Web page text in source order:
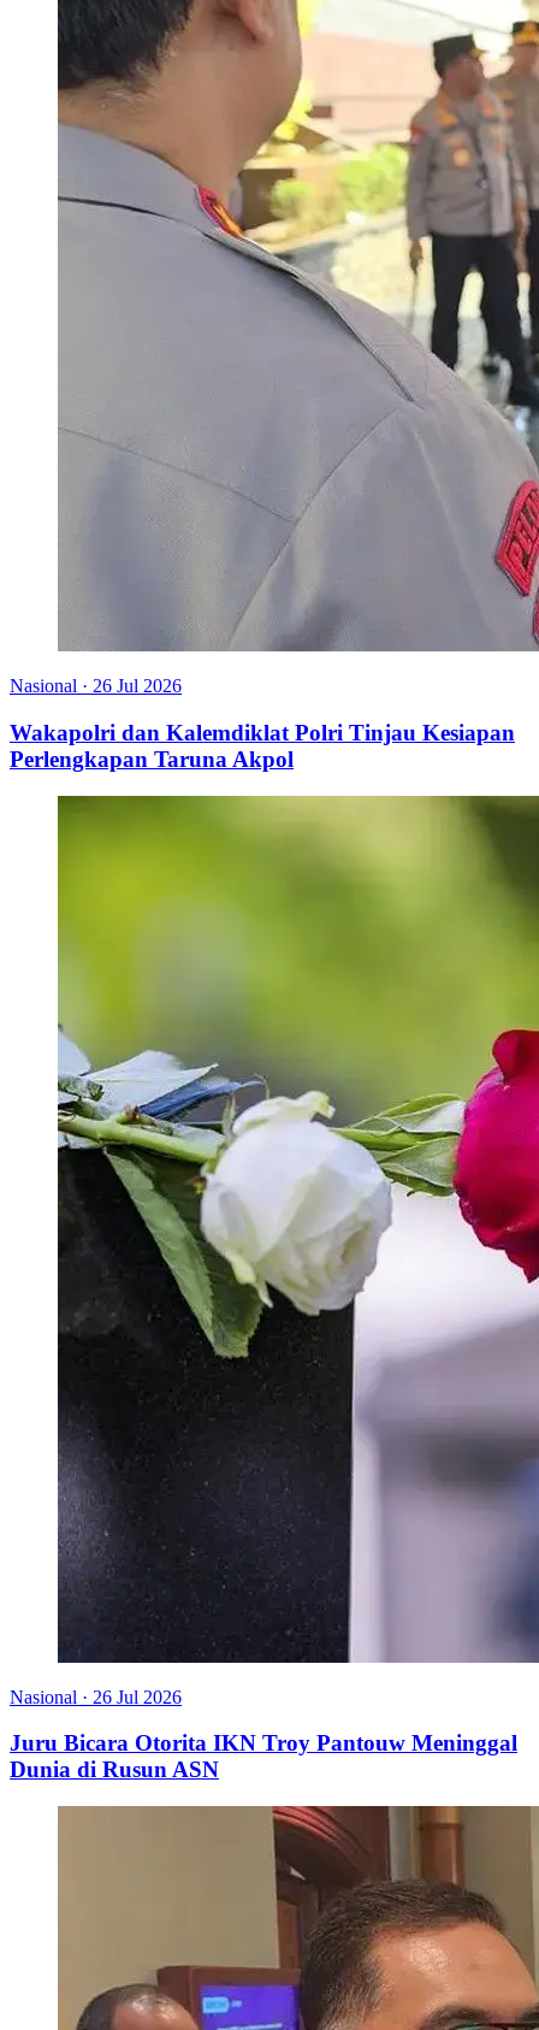
Nasional · 26 Jul 2026
Wakapolri dan Kalemdiklat Polri Tinjau Kesiapan
Perlengkapan Taruna Akpol
Nasional · 26 Jul 2026
Juru Bicara Otorita IKN Troy Pantouw Meninggal
Dunia di Rusun ASN